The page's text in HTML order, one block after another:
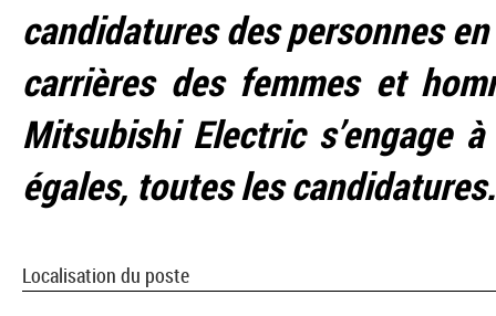
candidatures des personnes
carrières des femmes et
Mitsubishi Electric s’engage
égales, toutes les candidatures.
Localisation du poste